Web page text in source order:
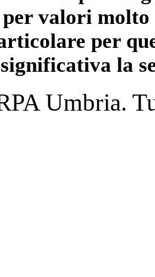
valori
per
la
Umbria.